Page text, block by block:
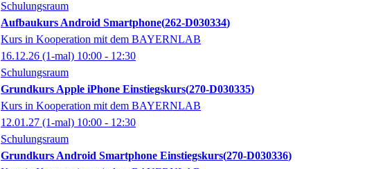
Schulungsraum
Aufbaukurs Android Smartphone 262-D030334
Kurs in Kooperation mit dem BAYERNLAB
16.12.26 (1-mal) 10:00 - 12:30
Schulungsraum
Grundkurs Apple iPhone Einstiegskurs 270-D030335
Kurs in Kooperation mit dem BAYERNLAB
12.01.27 (1-mal) 10:00 - 12:30
Schulungsraum
Grundkurs Android Smartphone Einstiegskurs 270-D030336